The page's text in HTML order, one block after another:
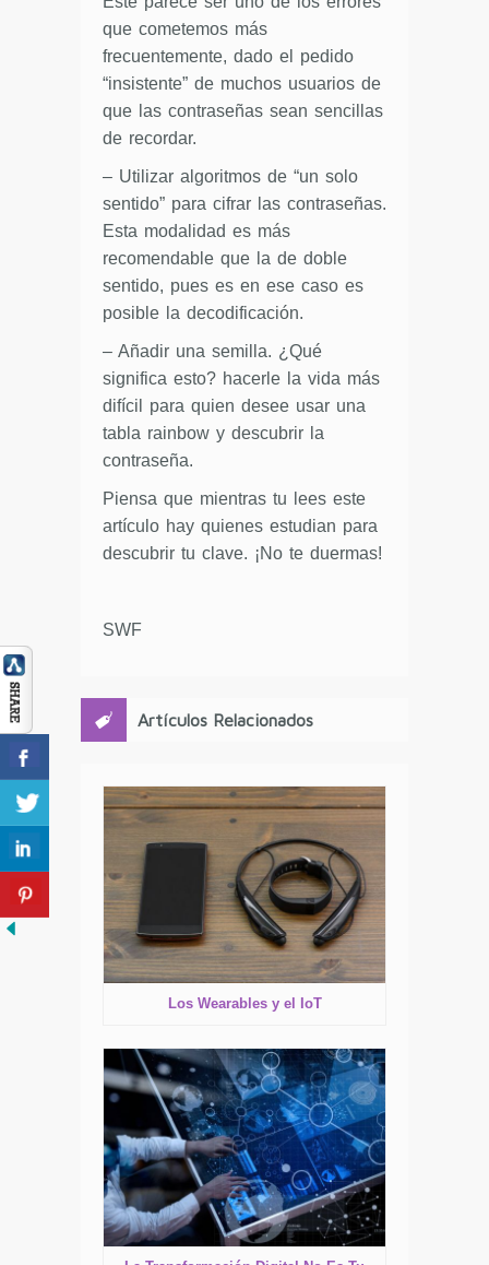
que cometemos más
frecuentemente, dado el pedido
“insistente” de muchos usuarios de
que las contraseñas sean sencillas
de recordar.
– Utilizar algoritmos de “un solo
sentido” para cifrar las contraseñas.
Esta modalidad es más
recomendable que la de doble
sentido, pues es en ese caso es
posible la decodificación.
– Añadir una semilla. ¿Qué
significa esto? hacerle la vida más
difícil para quien desee usar una
tabla rainbow y descubrir la
contraseña.
Piensa que mientras tu lees este
artículo hay quienes estudian para
descubrir tu clave. ¡No te duermas!
SWF
Artículos Relacionados
Los Wearables y el IoT